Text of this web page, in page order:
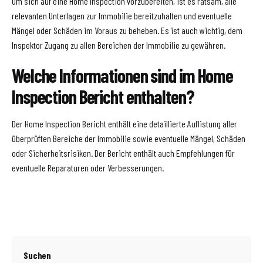
relevanten Unterlagen zur Immobilie bereitzuhalten und eventuelle
Mängel oder Schäden im Voraus zu beheben. Es ist auch wichtig, dem
Inspektor Zugang zu allen Bereichen der Immobilie zu gewähren.
Welche Informationen sind im Home
Inspection Bericht enthalten?
Der Home Inspection Bericht enthält eine detaillierte Auflistung aller
überprüften Bereiche der Immobilie sowie eventuelle Mängel, Schäden
oder Sicherheitsrisiken. Der Bericht enthält auch Empfehlungen für
eventuelle Reparaturen oder Verbesserungen.
Suchen